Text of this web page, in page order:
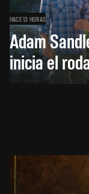
HACE 13 HORAS
Adam
inicia el